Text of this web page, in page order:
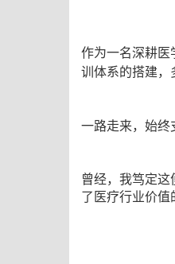
作为一名深耕
训体系的搭建
一路走来，始终
曾经，我笃定
了医疗行业价值